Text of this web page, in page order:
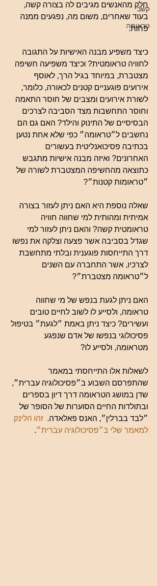
קשב
טראומה
חלק מהאנשים מגיבים לה בצורה קשה,
בעוד שאחרים, משום מה, נפגעים ממנה
פחות.
כיצד משפיע מבנה האישיות על התגובה
לחוויה טראומטית? וכיצד משפיעה חשיפה
מצטברת, במיוחד בגיל הרך, לאוסף
אירועים פוגעניים קטנים לכאורה, כלומר,
לשורת אירועים ומצבים של חוסר התאמה
וחוסר התחשבות מצד הסביבה לצרכים
הבסיסיים של התינוק והילד? האם גם הם
נחשבים ל״טראומה״ כפי שלא אחת נטען
בכתיבה פסיכואנליטית בעשורים
האחרונים? ואיזה מבנה אישיות מתגבש
כתוצאה מהחשיפה המצטברת לשורה של
״טראומות קטנות״?
שאלה נוספת היא האם ניתן לעזור בצורה
אמיתית ומהותית למי שחווה חוויה
טראומטית קשה? והאם ניתן לעזור למי
שגדל בסביבה אשר פצעה וצלקה את נפשו
דרך התייחסות פוגענית ובלתי מתחשבת
לצרכיו, אשר התחברה עם השנים
ל״טראומה מצטברת״?
האם ניתן לגעת בנפש של מי שחווה
טראומה, ולסייע לו לשוב לחיים טובים
ועשירים? כיצד ניתן באמת ״לגעת״ בטיפול
פסיכולוגי בנפשו של אדם שנפגע
מטראומה, ולסייע לו?
לשאלות אלו התייחסתי במאמר
שהתפרסם השבוע ב״פסיכולוגיה עברית״,
שדן במושג הטראומה דרך דיון בספרים
ובתולדות החיים הסוערות של הסופר של
״לבד בברלין״, האנס פאלאדה. זהו הלינק
למאמר שלי ב״פסיכולוגיה עברית״.